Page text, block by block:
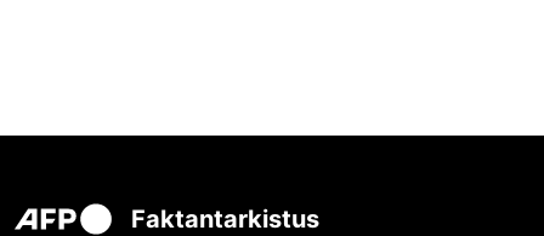
Faktantarkistus